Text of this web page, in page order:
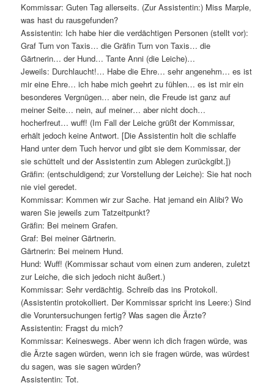
Kommissar: Guten Tag allerseits. (Zur Assistentin:) Miss Marple,
was hast du rausgefunden?
Assistentin: Ich habe hier die verdächtigen Personen (stellt vor):
Graf Turn von Taxis… die Gräfin Turn von Taxis… die
Gärtnerin… der Hund… Tante Anni (die Leiche)…
Jeweils: Durchlaucht!… Habe die Ehre… sehr angenehm… es ist
mir eine Ehre… ich habe mich geehrt zu fühlen… es ist mir ein
besonderes Vergnügen… aber nein, die Freude ist ganz auf
meiner Seite… nein, auf meiner… aber nicht doch…
hocherfreut… wuff! (Im Fall der Leiche grüßt der Kommissar,
erhält jedoch keine Antwort. [Die Assistentin holt die schlaffe
Hand unter dem Tuch hervor und gibt sie dem Kommissar, der
sie schüttelt und der Assistentin zum Ablegen zurückgibt.])
Gräfin: (entschuldigend; zur Vorstellung der Leiche): Sie hat noch
nie viel geredet.
Kommissar: Kommen wir zur Sache. Hat jemand ein Alibi? Wo
waren Sie jeweils zum Tatzeitpunkt?
Gräfin: Bei meinem Grafen.
Graf: Bei meiner Gärtnerin.
Gärtnerin: Bei meinem Hund.
Hund: Wuff! (Kommissar schaut vom einen zum anderen, zuletzt
zur Leiche, die sich jedoch nicht äußert.)
Kommissar: Sehr verdächtig. Schreib das ins Protokoll.
(Assistentin protokolliert. Der Kommissar spricht ins Leere:) Sind
die Voruntersuchungen fertig? Was sagen die Ärzte?
Assistentin: Fragst du mich?
Kommissar: Keineswegs. Aber wenn ich dich fragen würde, was
die Ärzte sagen würden, wenn ich sie fragen würde, was würdest
du sagen, was sie sagen würden?
Assistentin: Tot.